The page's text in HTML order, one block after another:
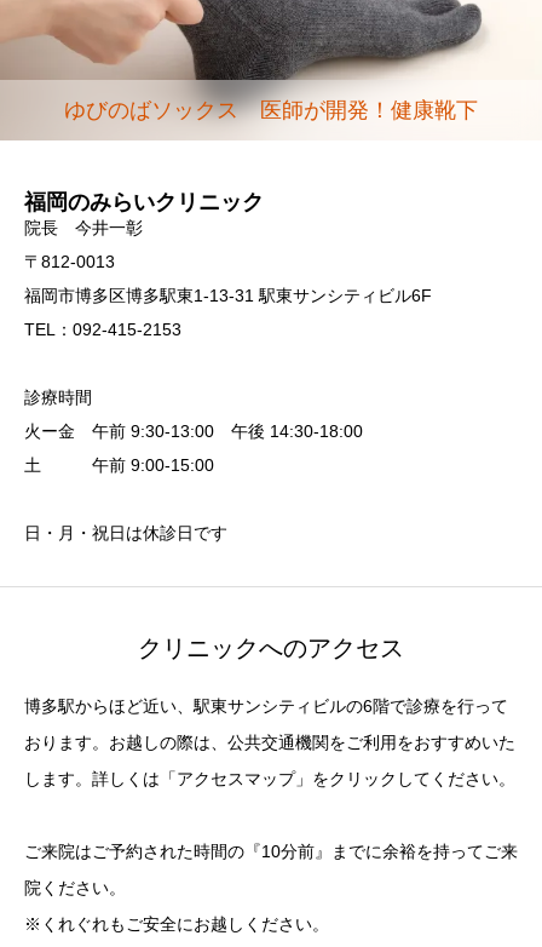
ゆびのばソックス 医師が開発！健康靴下
福岡のみらいクリニック
院長 今井一彰
〒812-0013
福岡市博多区博多駅東1-13-31 駅東サンシティビル6F
TEL：092-415-2153
診療時間
火ー金 午前 9:30-13:00 午後 14:30-18:00
土 午前 9:00-15:00
日・月・祝日は休診日です
クリニックへのアクセス
博多駅からほど近い、駅東サンシティビルの6階で診療を行って
おります。お越しの際は、公共交通機関をご利用をおすすめいた
します。詳しくは「アクセスマップ」をクリックしてください。
ご来院はご予約された時間の『10分前』までに余裕を持ってご来
院ください。
※くれぐれもご安全にお越しください。